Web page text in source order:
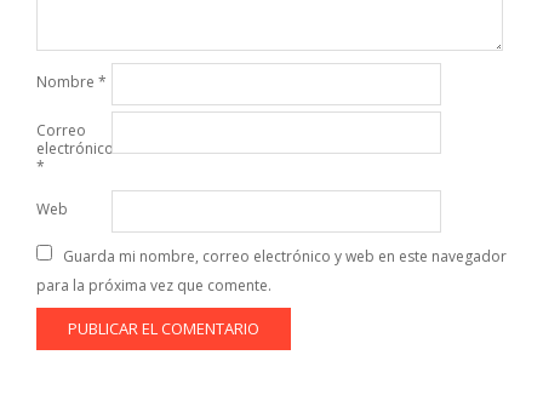
Nombre *
Correo
electrónico
*
Web
Guarda mi nombre, correo electrónico y web en este navegador
para la próxima vez que comente.